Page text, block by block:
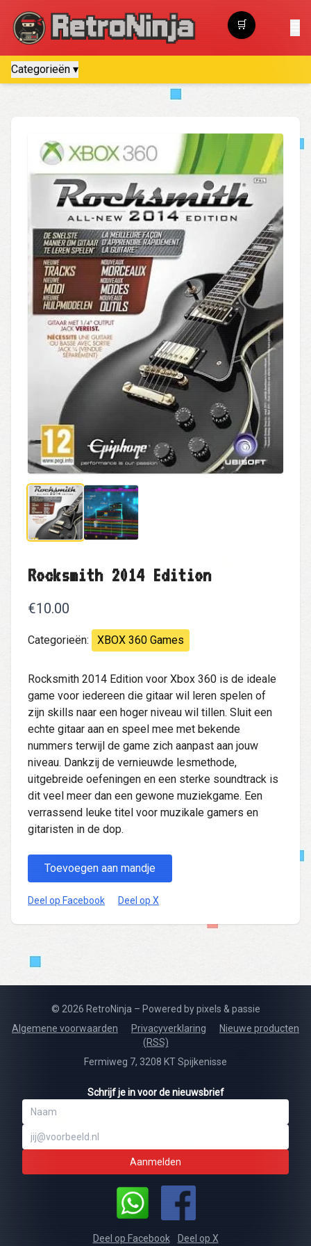
Categorieën ▾
🛒
Winkelwagen
Rocksmith 2014 Edition
€10.00
Categorieën: XBOX 360 Games
Rocksmith 2014 Edition voor Xbox 360 is de ideale
game voor iedereen die gitaar wil leren spelen of
zijn skills naar een hoger niveau wil tillen. Sluit een
echte gitaar aan en speel mee met bekende
nummers terwijl de game zich aanpast aan jouw
niveau. Dankzij de vernieuwde lesmethode,
uitgebreide oefeningen en een sterke soundtrack is
dit veel meer dan een gewone muziekgame. Een
verrassend leuke titel voor muzikale gamers en
gitaristen in de dop.
Toevoegen aan mandje
Deel op Facebook Deel op X
© 2026 RetroNinja – Powered by pixels & passie
Algemene voorwaarden
Privacyverklaring
Nieuwe producten
(RSS)
Fermiweg 7, 3208 KT Spijkenisse
Schrijf je in voor de nieuwsbrief
Aanmelden
Deel op Facebook Deel op X